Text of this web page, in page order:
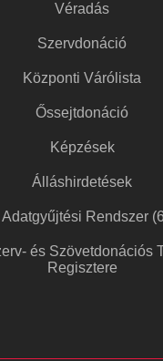
Véradás
Szervdonáció
Központi Várólista
Őssejtdonáció
Képzések
Álláshirdetések
Rendszer
és Szövetdonációs
Regisztere